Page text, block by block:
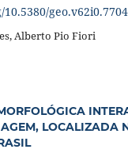
geo.v62i0.7704
Alberto Pio Fiori
LOCALIZADA